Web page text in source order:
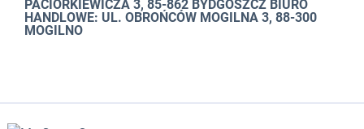
PACIORKIEWICZA 3, 85-862 BYDGOSZCZ BIURO
HANDLOWE: UL. OBROŃCÓW MOGILNA 3, 88-300
MOGILNO